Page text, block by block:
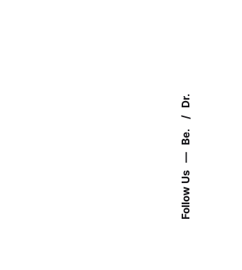
Follow Us
Be.
Dr.